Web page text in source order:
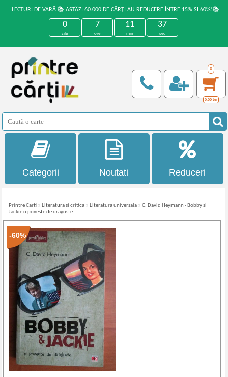
LECTURI DE VARĂ 📚 ASTĂZI 60.000 DE CĂRȚI AU REDUCERE ÎNTRE 15% ȘI 60%!📚
0
zile
7
ore
11
min
37
sec
0
0,00 Lei
Categorii Noutati Reduceri
Printre Carti » Literatura si critica » Literatura universala »C. David Heymann - Bobby si
Jackie o poveste de dragoste
-60%